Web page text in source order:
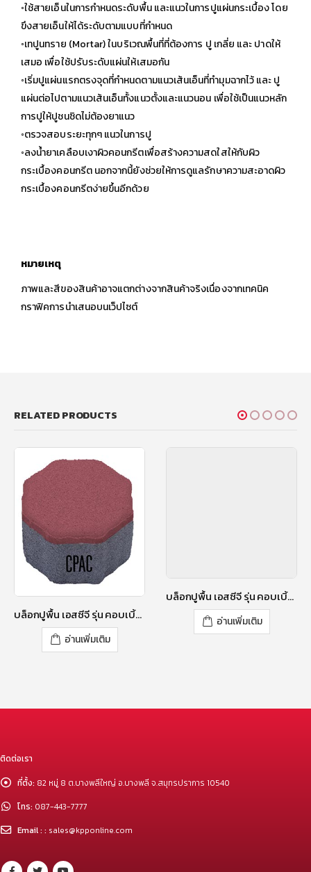
◦ใช้สายเอ็นในการกำหนดระดับพื้น และแนวในการปูแผ่นกระเบื้อง โดย
ขึงสายเอ็นให้ได้ระดับตามแบบที่กำหนด
◦เทปูนทราย (Mortar) ในบริเวณพื้นที่ที่ต้องการ ปู เกลี่ย และ ปาดให้
เสมอ เพื่อใช้ปรับระดับแผ่นให้เสมอกัน
◦เริ่มปูแผ่นแรกตรงจุดที่กำหนดตามแนวเส้นเอ็นที่ทำมุมฉากไว้ และ ปู
แผ่นต่อไปตามแนวเส้นเอ็นทั้งแนวตั้งและแนวนอน เพื่อใช้เป็นแนวหลัก
การปูให้ปูชนชิดไม่ต้องยาแนว
◦ตรวจสอบระยะทุกๆ แนวในการปู
◦ลงน้ำยาเคลือบเงาผิวคอนกรีตเพื่อสร้างความสดใสให้กับผิว
กระเบื้องคอนกรีต นอกจากนี้ยังช่วยให้การดูแลรักษาความสะอาดผิว
กระเบื้องคอนกรีตง่ายขึ้นอีกด้วย
หมายเหตุ
ภาพและสีของสินค้าอาจแตกต่างจากสินค้าจริงเนื่องจากเทคนิค
กราฟิคการนำเสนอบนเว็ปไซต์
RELATED PRODUCTS
บล็อกปูพื้น เอสซีจี รุ่น คอบเบิ้ลสโตน CE ขนาด 12X12X6 ซม. สีลิลลี่ เพอร์เพิล
อ่านเพิ่มเติม
บล็อกปูพื้น เอสซีจี รุ่น คอบเบิ้ลสโตน RT-2 ขนาด 12 X 9 X 6 ซม. สีโรซี่ พิงค์
อ่านเพิ่มเติม
ติดต่อเรา
ที่ตั้ง: 82 หมู่ 8 ต.บางพลีใหญ่ อ.บางพลี จ.สมุทรปราการ 10540
โทร: 087-443-7777
Email : : sales@kpponline.com